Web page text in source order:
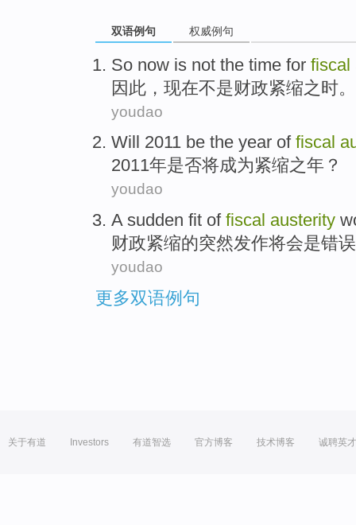
双语例句 权威例句
So now is not the time for fiscal
因此， 现在不是财政紧缩之时。
youdao
Will 2011 be the year of fiscal
2011年是否将成为紧缩之年？
youdao
A sudden fit of fiscal austerity
财政紧缩的突然发作将会是错
youdao
更多双语例句
关于有道 Investors 有道智选 官方博客 技术博客 诚聘英才